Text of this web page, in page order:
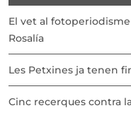
El vet al
Rosalía
Les Petxines ja tenen
Cinc recerques contra